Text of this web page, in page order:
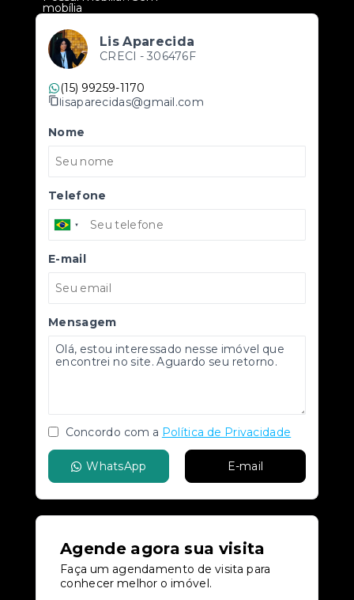
mobília
Lis Aparecida
CRECI - 306476F
(15) 99259-1170
lisaparecidas@gmail.com
Nome
Telefone
E-mail
Mensagem
Concordo com a Política de Privacidade
WhatsApp E-mail
Agende agora sua visita
Faça um agendamento de visita para
conhecer melhor o imóvel.